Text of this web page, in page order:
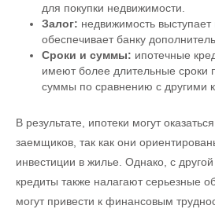
для покупки недвижимости.
Залог: недвижимость выступает
обеспечивает банку
Сроки и суммы: ипотечные
имеют более длительные сроки
суммы по сравнению с другими
В результате, ипотеки могут
заемщиков, так как они
инвестиции в жилье. Однако, с
кредиты также налагают серьезные
могут привести к финансовым